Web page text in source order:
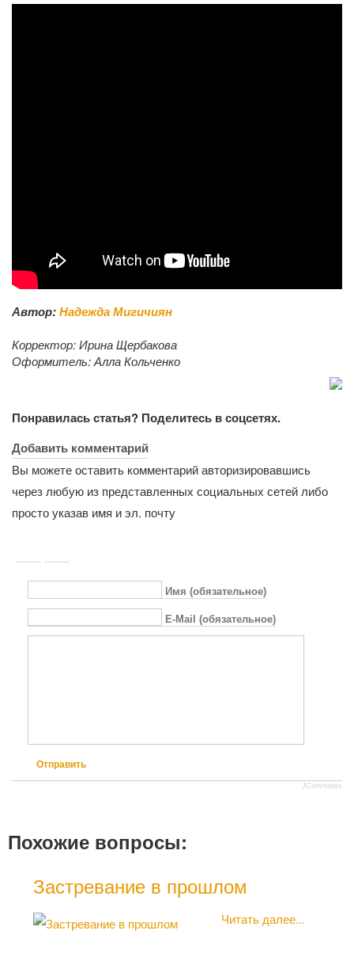
Автор:Надежда Мигичиян
Корректор:Ирина Щербакова
Оформитель:Алла Кольченко
Понравилась статья? Поделитесь в соцсетях.
Добавить комментарий
Вы можете оставить комментарий авторизировавшись
через любую из представленных социальных сетей либо
просто указав имя и эл. почту
Имя (обязательное)
E-Mail (обязательное)
Отправить
JComments
Похожие вопросы:
Застревание в прошлом
Читать далее...